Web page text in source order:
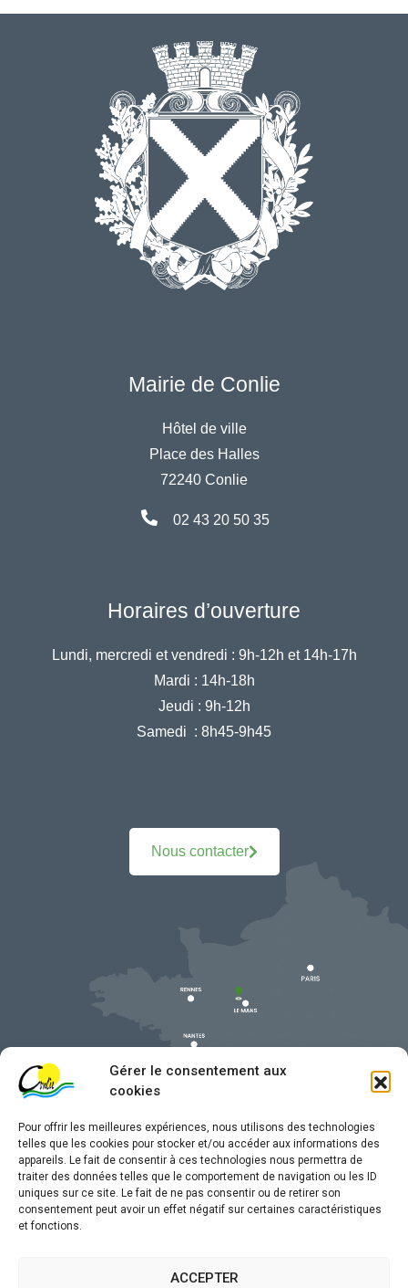
Gérer le consentement aux
cookies
Pour offrir les meilleures expériences, nous utilisons des technologies
telles que les cookies pour stocker et/ou accéder aux informations des
appareils. Le fait de consentir à ces technologies nous permettra de
traiter des données telles que le comportement de navigation ou les ID
uniques sur ce site. Le fait de ne pas consentir ou de retirer son
consentement peut avoir un effet négatif sur certaines caractéristiques
et fonctions.
ACCEPTER
Mairie de Conlie
Hôtel de ville
Place des Halles
72240 Conlie
02 43 20 50 35
Horaires d’ouverture
Lundi, mercredi et vendredi : 9h-12h et 14h-17h
Mardi : 14h-18h
Jeudi : 9h-12h
Samedi : 8h45-9h45
Nous contacter
Mentions légales
Traitement de données personnelles